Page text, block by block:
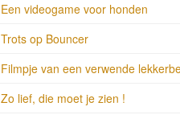
Een videogame voor honden
Trots op Bouncer
Filmpje van een verwende
Zo lief, die moet je zien !